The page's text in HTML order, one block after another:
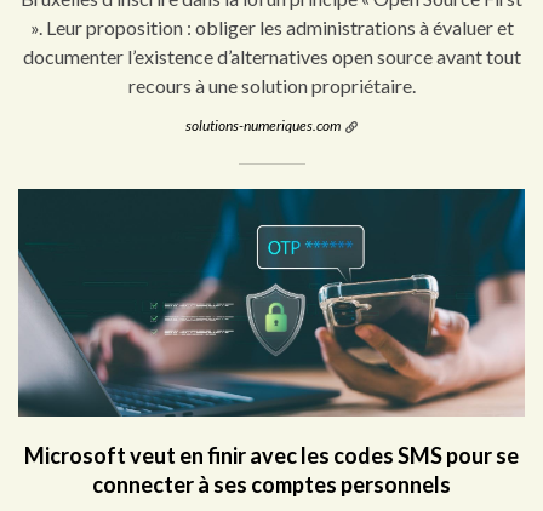
». Leur proposition : obliger les administrations à évaluer et
documenter l’existence d’alternatives open source avant tout
recours à une solution propriétaire.
solutions-numeriques.com
Microsoft veut en finir avec les codes SMS pour se
connecter à ses comptes personnels